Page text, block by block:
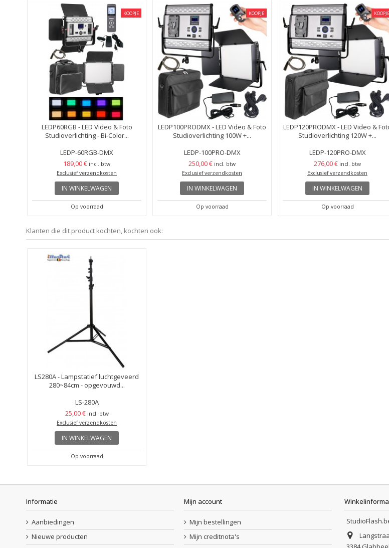
KOOPJE
LEDP60RGB - LED Video & Foto
Studioverlichting - Bi-Color...
LEDP-60RGB-DMX
189,00 € incl. btw
Exclusief verzendkosten
IN WINKELWAGEN
Op voorraad
KOOPJE
LEDP100PRODMX - LED Video & Foto
Studioverlichting 100W +...
LEDP-100PRO-DMX
250,00 € incl. btw
Exclusief verzendkosten
IN WINKELWAGEN
Op voorraad
KOOPJE
LEDP120PRODMX - LED Video &
Studioverlichting 120W +...
LEDP-120PRO-DMX
276,00 € incl. btw
Exclusief verzendkosten
IN WINKELWAGEN
Op voorraad
Klanten die dit product kochten, kochten ook:
LS280A - Lampstatief luchtgeveerd
280~84cm - opgevouwd...
LS-280A
25,00 € incl. btw
Exclusief verzendkosten
IN WINKELWAGEN
Op voorraad
Informatie
Aanbiedingen
Nieuwe producten
Mijn account
Mijn bestellingen
Mijn creditnota's